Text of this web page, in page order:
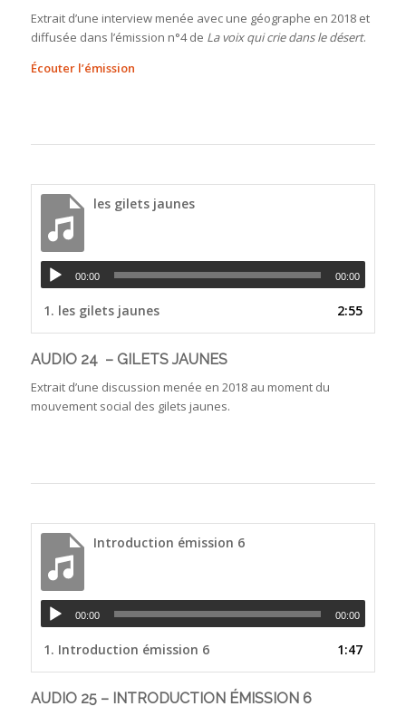
Extrait d’une interview menée avec une géographe en 2018 et
diffusée dans l’émission n°4 de La voix qui crie dans le désert.
Écouter l’émission
les gilets jaunes
00:00 00:00
1. les gilets jaunes 2:55
AUDIO 24 – GILETS JAUNES
Extrait d’une discussion menée en 2018 au moment du
mouvement social des gilets jaunes.
Introduction émission 6
00:00 00:00
1. Introduction émission 6 1:47
AUDIO 25 – INTRODUCTION ÉMISSION 6